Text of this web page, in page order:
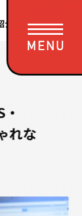
【実践的なコード紹介】CSS・javascript・jQueryでおしゃれな機能を実装しよう